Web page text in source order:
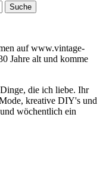
Suche
auf www.vintage-
Jahre alt und komme
die ich liebe. Ihr
kreative DIY's und
wöchentlich ein